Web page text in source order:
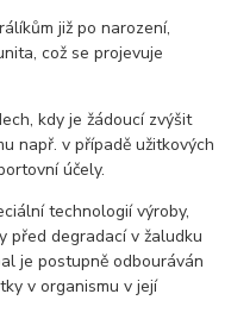
již po narození,
což se projevuje
kdy je žádoucí zvýšit
např. v případě užitkových
účely.
technologií výroby,
před degradací v žaludku
je postupně odbouráván
v organismu v její